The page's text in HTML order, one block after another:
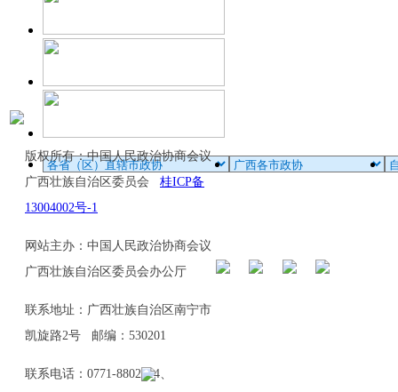
版权所有：中国人民政治协商会议
广西壮族自治区委员会 桂ICP备
13004002号-1
网站主办：中国人民政治协商会议
广西壮族自治区委员会办公厅
联系地址：广西壮族自治区南宁市
凯旋路2号 邮编：530201
联系电话：0771-8802114、